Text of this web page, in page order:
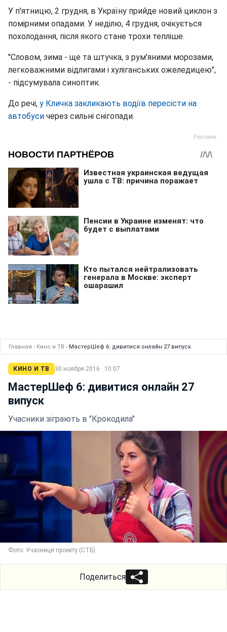
У п'ятницю, 2 грудня, в Україну прийде новий циклон з
помірними опадами. У неділю, 4 грудня, очікується
похолодання, після якого стане трохи тепліше.
"Словом, зима - ще та штучка, з рум'яними морозами,
легковажними відлигами і хуліганських ожеледицею",
- підсумувала синоптик.
До речі, у Кличка закликають водіїв пересісти на
автобуси через сильні снігопади.
Главная › Кино и ТВ › МастерШеф 6: дивитися онлайн 27 випуск
КИНО И ТВ 30 ноября 2016 · 10:07
МастерШеф 6: дивитися онлайн 27
випуск
Учасники зіграють в "Крокодила"
Фото: Учасниця проекту (СТБ)
Поделиться